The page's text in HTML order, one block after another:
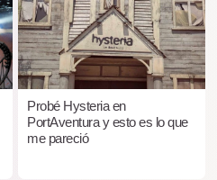
Probé Hysteria en
PortAventura y esto es lo que
me pareció